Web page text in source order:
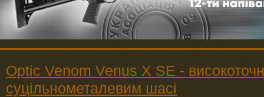
Optic Venom Venus X SE -
суцільнометалевим шасі